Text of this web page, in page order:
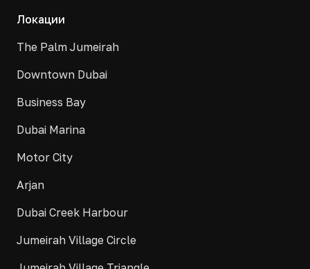
Локации
The Palm Jumeirah
Downtown Dubai
Business Bay
Dubai Marina
Motor City
Arjan
Dubai Creek Harbour
Jumeirah Village Circle